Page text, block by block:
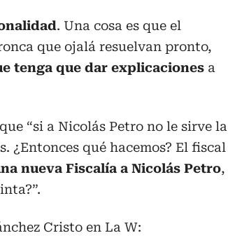
. Una cosa es que el
que ojalá resuelvan pronto,
tenga que dar explicaciones a
“si a Nicolás Petro no le sirve la
¿Entonces qué hacemos? El fiscal
nueva Fiscalía a Nicolás Petro,
Cristo en La W: